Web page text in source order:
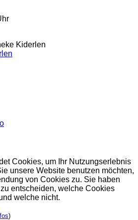
Cookies, um Ihr Nutzungserlebnis
unsere Website benutzen möchten,
von Cookies zu. Sie haben
entscheiden, welche Cookies
welche nicht.
)